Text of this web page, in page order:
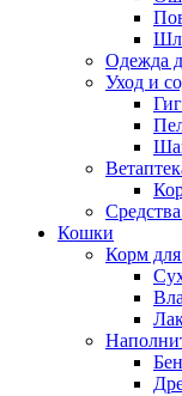
Одежда
Уход и
Кошки
Корм